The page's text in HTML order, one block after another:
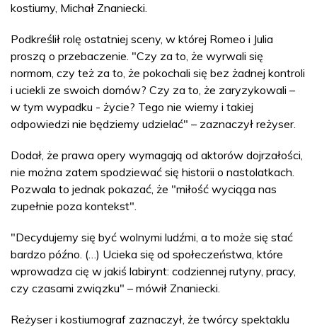
kostiumy, Michał Znaniecki.
Podkreślił rolę ostatniej sceny, w której Romeo i Julia
proszą o przebaczenie. "Czy za to, że wyrwali się
normom, czy też za to, że pokochali się bez żadnej kontroli
i uciekli ze swoich domów? Czy za to, że zaryzykowali –
w tym wypadku - życie? Tego nie wiemy i takiej
odpowiedzi nie będziemy udzielać" – zaznaczył reżyser.
Dodał, że prawa opery wymagają od aktorów dojrzałości,
nie można zatem spodziewać się historii o nastolatkach.
Pozwala to jednak pokazać, że "miłość wyciąga nas
zupełnie poza kontekst".
"Decydujemy się być wolnymi ludźmi, a to może się stać
bardzo późno. (…) Ucieka się od społeczeństwa, które
wprowadza cię w jakiś labirynt: codziennej rutyny, pracy,
czy czasami związku" – mówił Znaniecki.
Reżyser i kostiumograf zaznaczył, że twórcy spektaklu